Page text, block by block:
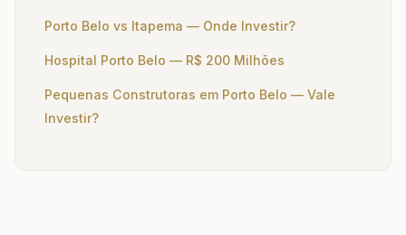
Porto Belo vs Itapema — Onde Investir?
Hospital Porto Belo — R$ 200 Milhões
Pequenas Construtoras em Porto Belo — Vale
Investir?